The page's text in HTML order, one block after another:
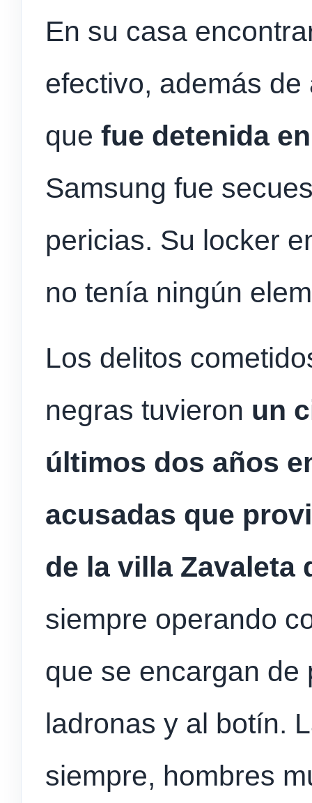
En su casa
efectivo, además
que fue detenida
Samsung fue
pericias. Su locker
no tenía ningún
Los delitos
negras tuvieron un
últimos dos años
acusadas que
de la villa Zavaleta
siempre operando
que se encargan de
ladronas y al botín.
siempre, hombres